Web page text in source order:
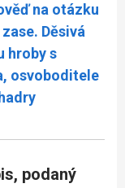
na otázku
Děsivá
hroby s
osvoboditele
podaný